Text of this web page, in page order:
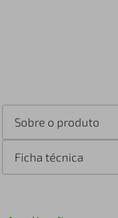
Sobre o produto
Ficha técnica